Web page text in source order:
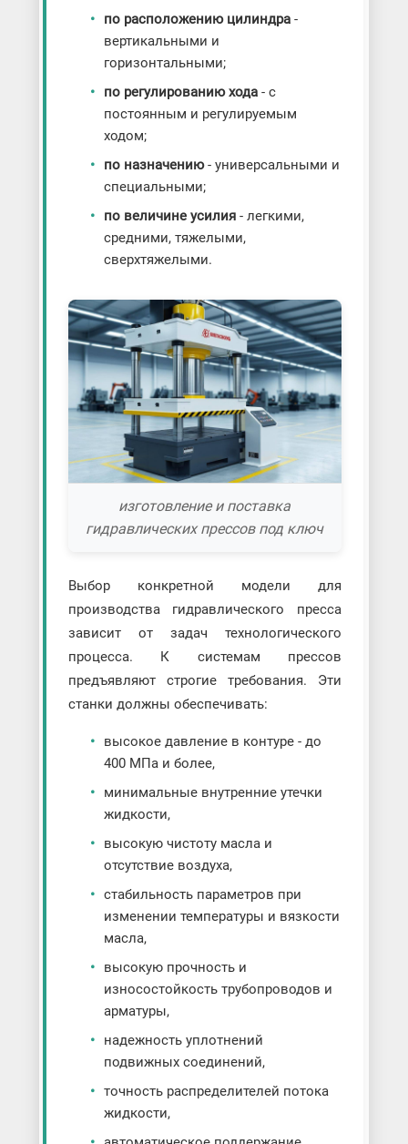
по расположению цилиндра-
вертикальными и
горизонтальными;
по регулированию хода- с
постоянным и регулируемым
ходом;
по назначению- универсальными и
специальными;
по величине усилия- легкими,
средними, тяжелыми,
сверхтяжелыми.
изготовление и поставка
гидравлических прессов под ключ
Выбор конкретной модели для
производства гидравлического пресса
зависит от задач технологического
процесса. К системам прессов
предъявляют строгие требования. Эти
станки должны обеспечивать:
высокое давление в контуре - до
400 МПа и более,
минимальные внутренние утечки
жидкости,
высокую чистоту масла и
отсутствие воздуха,
стабильность параметров при
изменении температуры и вязкости
масла,
высокую прочность и
износостойкость трубопроводов и
арматуры,
надежность уплотнений
подвижных соединений,
точность распределителей потока
жидкости,